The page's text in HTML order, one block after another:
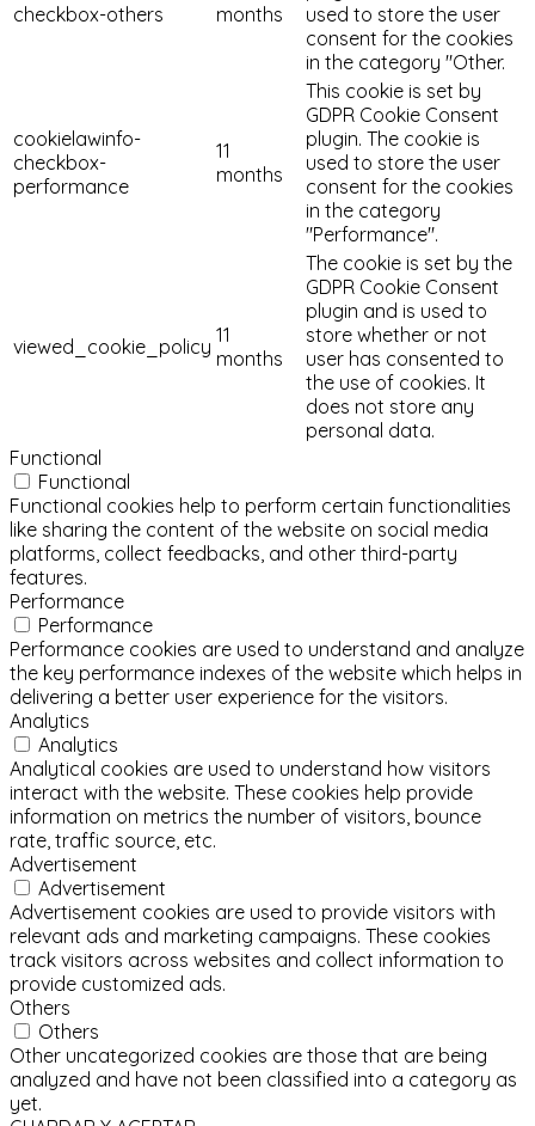
checkbox-others
months
used to store the user
consent for the cookies
in the category "Other.
cookielawinfo-
checkbox-
performance
11
months
This cookie is set by
GDPR Cookie Consent
plugin. The cookie is
used to store the user
consent for the cookies
in the category
"Performance".
viewed_cookie_policy 11
months
The cookie is set by the
GDPR Cookie Consent
plugin and is used to
store whether or not
user has consented to
the use of cookies. It
does not store any
personal data.
Functional
Functional
Functional cookies help to perform certain functionalities
like sharing the content of the website on social media
platforms, collect feedbacks, and other third-party
features.
Performance
Performance
Performance cookies are used to understand and analyze
the key performance indexes of the website which helps in
delivering a better user experience for the visitors.
Analytics
Analytics
Analytical cookies are used to understand how visitors
interact with the website. These cookies help provide
information on metrics the number of visitors, bounce
rate, traffic source, etc.
Advertisement
Advertisement
Advertisement cookies are used to provide visitors with
relevant ads and marketing campaigns. These cookies
track visitors across websites and collect information to
provide customized ads.
Others
Others
Other uncategorized cookies are those that are being
analyzed and have not been classified into a category as
yet.